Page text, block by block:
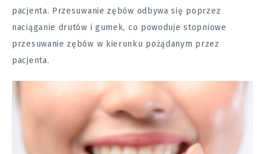
pacjenta. Przesuwanie zębów odbywa się poprzez
naciąganie drutów i gumek, co powoduje stopniowe
przesuwanie zębów w kierunku pożądanym przez
pacjenta.